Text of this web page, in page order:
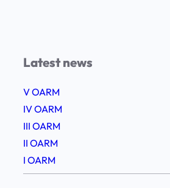
Latest news
V OARM
IV OARM
III OARM
II OARM
I OARM